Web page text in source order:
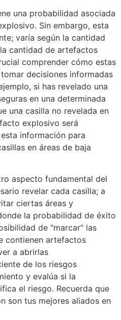
una probabilidad asociada
Sin embargo, esta
varía según la cantidad
cantidad de artefactos
comprender cómo estas
decisiones informadas
si has revelado una
en una determinada
una casilla no revelada en
explosivo será
información para
en áreas de baja
aspecto fundamental del
revelar cada casilla; a
ciertas áreas y
la probabilidad de éxito
de "marcar" las
contienen artefactos
a abrirlas
de los riesgos
y evalúa si la
el riesgo. Recuerda que
son tus mejores aliados en